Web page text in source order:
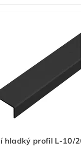
hladký profil L-10/